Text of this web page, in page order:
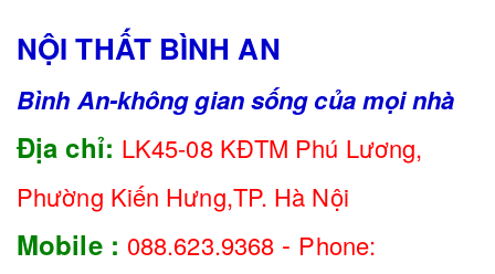
NỘI THẤT BÌNH AN
Bình An-không gian sống của mọi nhà
Địa chỉ: LK45-08 KĐTM Phú Lương,
Phường Kiến Hưng,TP. Hà Nội
Mobile : 088.623.9368 - Phone: